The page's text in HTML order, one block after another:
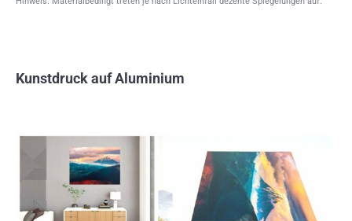
Kunstdruck auf Aluminium